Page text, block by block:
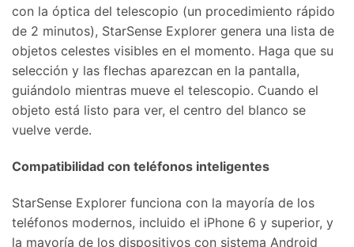
con la óptica del telescopio (un procedimiento rápido
de 2 minutos), StarSense Explorer genera una lista de
objetos celestes visibles en el momento. Haga que su
selección y las flechas aparezcan en la pantalla,
guiándolo mientras mueve el telescopio. Cuando el
objeto está listo para ver, el centro del blanco se
vuelve verde.
Compatibilidad con teléfonos inteligentes
StarSense Explorer funciona con la mayoría de los
teléfonos modernos, incluido el iPhone 6 y superior, y
la mayoría de los dispositivos con sistema Android